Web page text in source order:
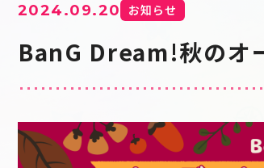
2024.09.20 お知らせ
BanG Dream!秋のオ